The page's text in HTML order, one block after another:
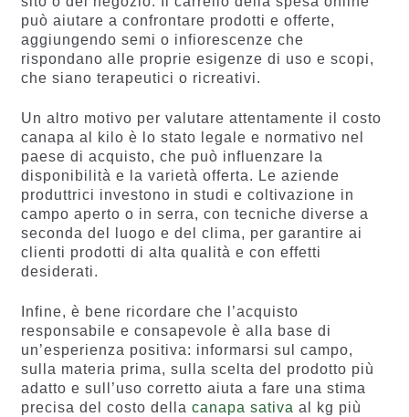
può aiutare a confrontare prodotti e offerte,
aggiungendo semi o infiorescenze che
rispondano alle proprie esigenze di uso e scopi,
che siano terapeutici o ricreativi.
Un altro motivo per valutare attentamente il costo
canapa al kilo è lo stato legale e normativo nel
paese di acquisto, che può influenzare la
disponibilità e la varietà offerta. Le aziende
produttrici investono in studi e coltivazione in
campo aperto o in serra, con tecniche diverse a
seconda del luogo e del clima, per garantire ai
clienti prodotti di alta qualità e con effetti
desiderati.
Infine, è bene ricordare che l’acquisto
responsabile e consapevole è alla base di
un’esperienza positiva: informarsi sul campo,
sulla materia prima, sulla scelta del prodotto più
adatto e sull’uso corretto aiuta a fare una stima
precisa del costo della canapa sativa al kg più